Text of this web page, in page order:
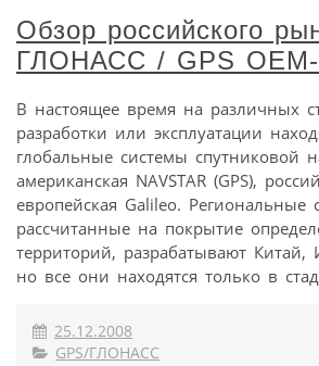
Обзор российского
ГЛОНАСС / GPS OEM-
В настоящее время на различных
разработки или эксплуатации
глобальные системы спутниковой
американская NAVSTAR (GPS),
европейская Galileo. Региональные
рассчитанные на покрытие
территорий, разрабатывают
но все они находятся только в
25.12.2008
GPS/ГЛОНАСС